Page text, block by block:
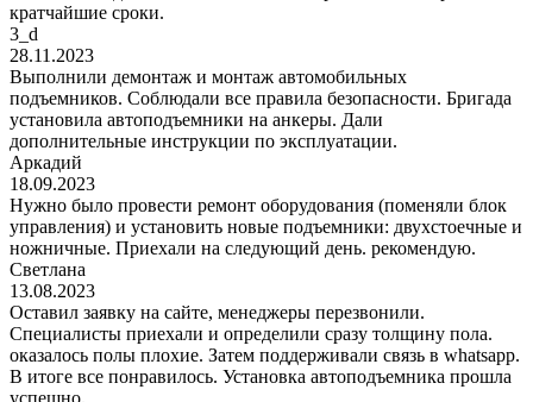
кратчайшие сроки.
3_d
28.11.2023
Выполнили демонтаж и монтаж автомобильных
подъемников. Соблюдали все правила безопасности. Бригада
установила автоподъемники на анкеры. Дали
дополнительные инструкции по эксплуатации.
Аркадий
18.09.2023
Нужно было провести ремонт оборудования (поменяли блок
управления) и установить новые подъемники: двухстоечные и
ножничные. Приехали на следующий день. рекомендую.
Светлана
13.08.2023
Оставил заявку на сайте, менеджеры перезвонили.
Специалисты приехали и определили сразу толщину пола.
оказалось полы плохие. Затем поддерживали связь в whatsapp.
В итоге все понравилось. Установка автоподъемника прошла
успешно.